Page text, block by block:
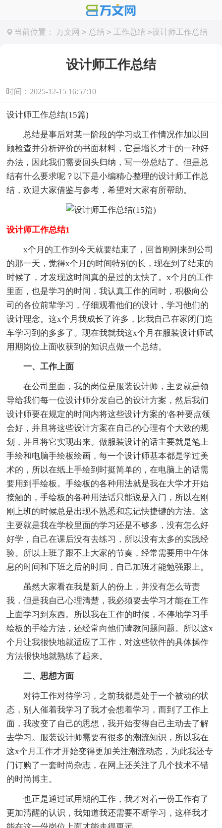
当前位置： 万文网 > 总结 > 工作总结 >设计师工作总结
设计师工作总结
时间：2025-12-15 16:57:10
设计师工作总结(15篇)
总结是事后对某一阶段的学习或工作情况作加以回
顾检查并分析评价的书面材料，它是增长才干的一种好
办法，因此我们需要回头归纳，写一份总结了。但是总
结有什么要求呢？以下是小编精心整理的设计师工作总
结，欢迎大家借鉴与参考，希望对大家有所帮助。
设计师工作总结1
x个月的工作到今天就要结束了，回首刚刚来到公司
的那一天，觉得x个月的时间特别的长，现在到了结束的
时候了，才发现这时间真的是过的太快了。x个月的工作
里面，也是学习的时间，我认真工作的同时，积极向公
司的各位前辈学习，仔细观看他们的设计，学习他们的
设计理念。这x个月我成长了许多，比我自己在家闭门造
车学习到的多多了。现在我就我这x个月在服装设计师试
用期岗位上面收获到的知识点做一个总结。
一、工作上面
在公司里面，我的岗位是服装设计师，主要就是领
导给我们每一位设计师分发自己的设计方案，然后我们
设计师要在规定的时间内将这些设计方案的'各种要点领
会好，并且将这些设计方案在自己的心理有个大致的规
划，并且将它实现出来。做服装设计的话主要就是笔上
手绘和电脑手绘板绘画，每一个设计师基本都是学过美
术的，所以在纸上手绘到时挺简单的，在电脑上的话需
要用到手绘板。手绘板的各种用法就是我在大学才开始
接触的，手绘板的各种用法话只能说是入门，所以在刚
刚上班的时候总是出现不熟悉和忘记快捷键的方法。这
主要就是我在学校里面的学习还是不够多，没有怎么好
好学，自己在课后没有去练习，所以没有太多的实践经
验。所以上班了跟不上大家的节奏，经常需要用中午休
息的时间和下班之后的时间，自己加班才能勉强跟上。
虽然大家看在我是新人的份上，并没有怎么苛责
我，但是我自己心理清楚，我必须要去学习才能在工作
上面学习到东西。所以我在工作的时候，不停地学习手
绘板的手绘方法，还经常向他们请教问题问题。所以这x
个月让我很快地就适应了工作，对这些软件的具体操作
方法很快地就熟练了起来。
二、思想方面
对待工作对待学习，之前我都是处于一个被动的状
态，别人催着我学习了我才会想着学习，而到了工作上
面，我改变了自己的思想，我开始变得自己主动去了解
去学习。服装设计师需要有很多的潮流知识，所以我在
这x个月工作才开始变得更加关注潮流动态，为此我还专
门订购了一套时尚杂志，在网上还关注了几个技术不错
的时尚博主。
也正是通过试用期的工作，我才对着一份工作有了
更加清醒的认识，我知道我还需要不断学习，这样我才